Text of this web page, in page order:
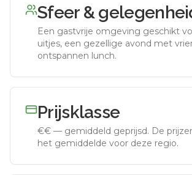
Sfeer &
Een gastvrije omgeving geschikt
uitjes, een gezellige avond met
ontspannen lunch.
Prijsklasse
€€ — gemiddeld geprijsd. De
het gemiddelde voor deze regio.